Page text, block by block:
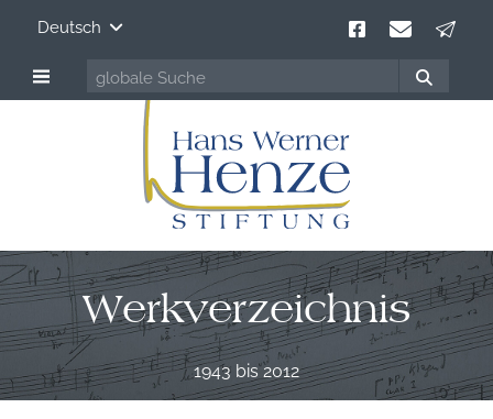
Deutsch
Werkverzeichnis
1943 bis 2012